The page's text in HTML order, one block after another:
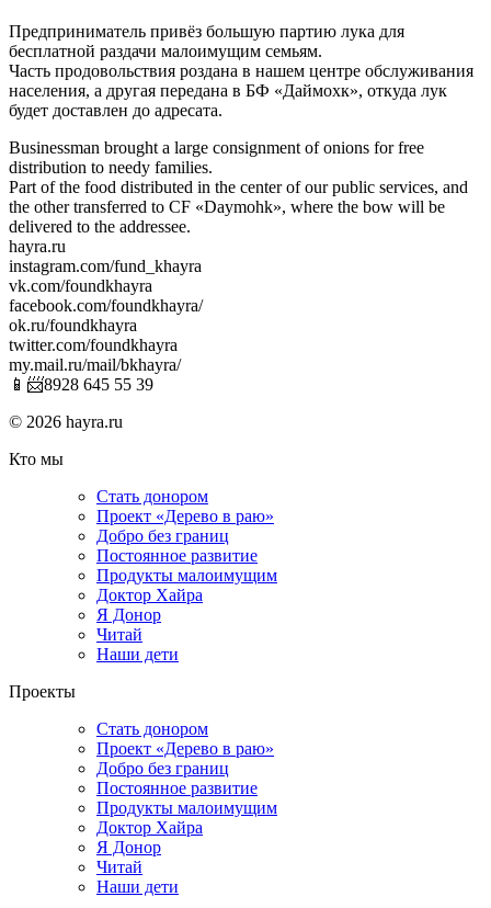
Предприниматель привёз большую партию лука для
бесплатной раздачи малоимущим семьям.
Часть продовольствия роздана в нашем центре обслуживания
населения, а другая передана в БФ «Даймохк», откуда лук
будет доставлен до адресата.
Businessman brought a large consignment of onions for free
distribution to needy families.
Part of the food distributed in the center of our public services, and
the other transferred to CF «Daymohk», where the bow will be
delivered to the addressee.
hayra.ru
instagram.com/fund_khayra
vk.com/foundkhayra
facebook.com/foundkhayra/
ok.ru/foundkhayra
twitter.com/foundkhayra
my.mail.ru/mail/bkhayra/
📱📨8928 645 55 39
© 2026 hayra.ru
Кто мы
Стать донором
Проект «Дерево в раю»
Добро без границ
Постоянное развитие
Продукты малоимущим
Доктор Хайра
Я Донор
Читай
Наши дети
Проекты
Стать донором
Проект «Дерево в раю»
Добро без границ
Постоянное развитие
Продукты малоимущим
Доктор Хайра
Я Донор
Читай
Наши дети